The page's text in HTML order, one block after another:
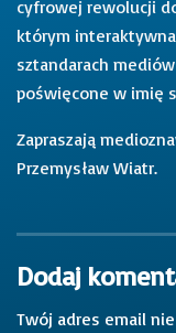
cyfrowej rewolucji
którym
sztandarach
poświęcone w imię
Zapraszają
Przemysław Wiatr.
Dodaj
Twój adres email